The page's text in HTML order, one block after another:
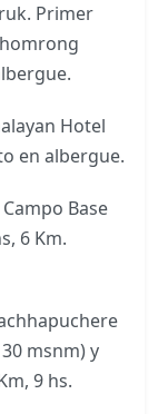
Primer
Hotel
en albergue.
Base
6 Km.
msnm) y
9 hs.